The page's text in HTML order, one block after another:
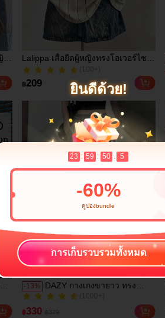
ยินดีด้วย!
23 : 59 : 47 . 6
-60%
คูปองbundle
การเก็บรวบรวมทั้งหมด
ง
Lalippa เสื้อยืดผู้หญิงทรงโอเวอร์ไซส์
ความยาวกลางตัว คอกลม ไหล่ตก
พิมพ์ลายตัวอักษรและลายทางแนวตั้ง
สไตล์แฟชั่นมินิมอล ของขวัญสำหรับ
(100+)
฿209
ก
-13%
DAZY กางเกงขายาว ทรง
กระบอก เอวยางยืด ลายทาง สี
(1000+)
200+ ขายแล้ว
฿330